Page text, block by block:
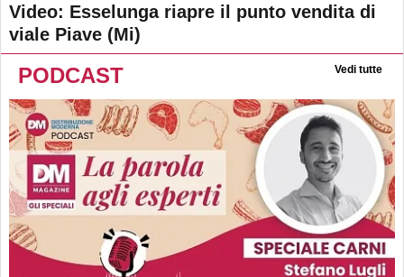
Video: Esselunga riapre il punto vendita di
viale Piave (Mi)
PODCAST Vedi tutte